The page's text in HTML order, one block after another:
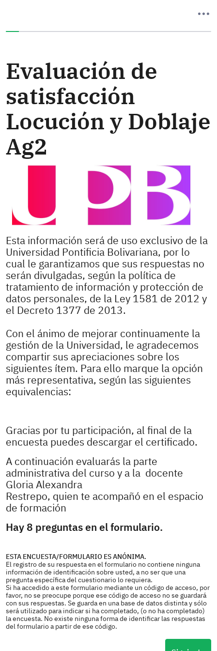
Evaluación de
satisfacción
Locución y Doblaje
Ag2
Esta información será de uso exclusivo de la
Universidad Pontificia Bolivariana, por lo
cual le garantizamos que sus respuestas no
serán divulgadas, según la política de
tratamiento de información y protección de
datos personales, de la Ley 1581 de 2012 y
el Decreto 1377 de 2013.
Con el ánimo de mejorar continuamente la
gestión de la Universidad, le agradecemos
compartir sus apreciaciones sobre los
siguientes ítem. Para ello marque la opción
más representativa, según las siguientes
equivalencias:
Gracias por tu participación, al final de la
encuesta puedes descargar el certificado.
A continuación evaluarás la parte
administrativa del curso y a la docente
Gloria Alexandra
Restrepo, quien te acompañó en el espacio
de formación
Hay 8 preguntas en el formulario.
ESTA ENCUESTA/FORMULARIO ES ANÓNIMA.
El registro de su respuesta en el formulario no contiene ninguna
información de identificación sobre usted, a no ser que una
pregunta específica del cuestionario lo requiera.
Si ha accedido a este formulario mediante un código de acceso, por
favor, no se preocupe porque ese código de acceso no se guardará
con sus respuestas. Se guarda en una base de datos distinta y sólo
será utilizado para indicar si ha completado, (o no ha completado)
la encuesta. No existe ninguna forma de identificar las respuestas
del formulario a partir de ese código.